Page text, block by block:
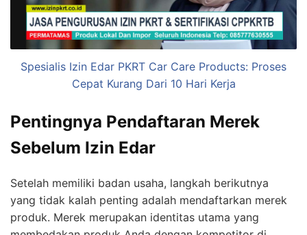
Spesialis Izin Edar PKRT Car Care Products: Proses
Cepat Kurang Dari 10 Hari Kerja
Pentingnya Pendaftaran Merek
Sebelum Izin Edar
Setelah memiliki badan usaha, langkah berikutnya
yang tidak kalah penting adalah mendaftarkan merek
produk. Merek merupakan identitas utama yang